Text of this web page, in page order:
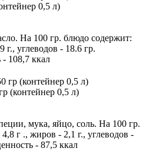
0,5 л)
На 100 гр. блюдо содержит:
г., углеводов - 18.6 гр.
- 108,7 ккал
(контейнер 0,5 л)
мука, яйцо, соль. На 100 гр.
г ., жиров - 2,1 г., углеводов -
- 87,5 ккал